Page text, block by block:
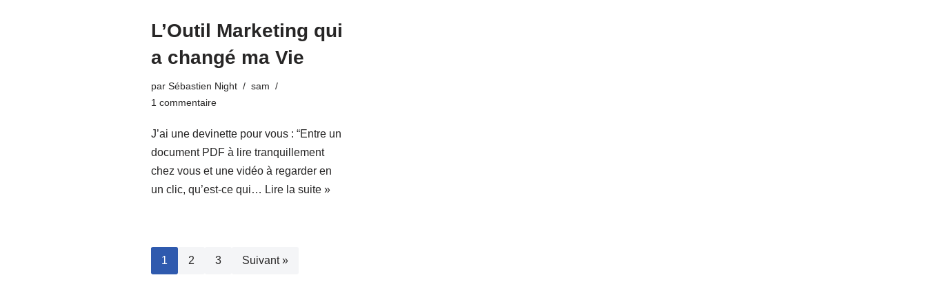
L’Outil Marketing qui
a changé ma Vie
par Sébastien Night
sam
1 commentaire
J’ai une devinette pour vous : “Entre un
document PDF à lire tranquillement
chez vous et une vidéo à regarder en
un clic, qu’est-ce qui… Lire la suite »
1 2 3 Suivant »